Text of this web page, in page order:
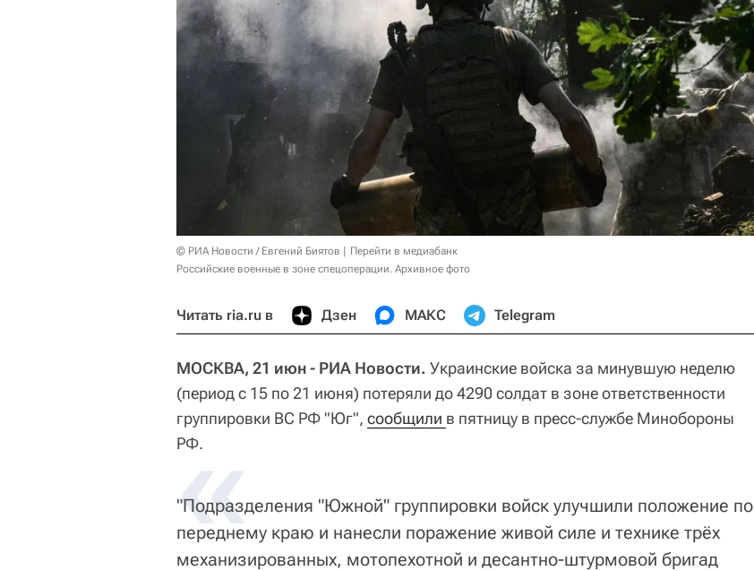
© РИА Новости / Евгений Биятов
Перейти в медиабанк
Российские военные в зоне спецоперации. Архивное фото
Читать ria.ru в Дзен МАКС Telegram
МОСКВА, 21 июн - РИА Новости. Украинские войска за минувшую неделю
(период с 15 по 21 июня) потеряли до 4290 солдат в зоне ответственности
группировки ВС РФ "Юг", сообщили в пятницу в пресс-службе Минобороны
РФ.
«
"Подразделения "Южной" группировки войск улучшили положение по
переднему краю и нанесли поражение живой силе и технике трёх
механизированных, мотопехотной и десантно-штурмовой бригад